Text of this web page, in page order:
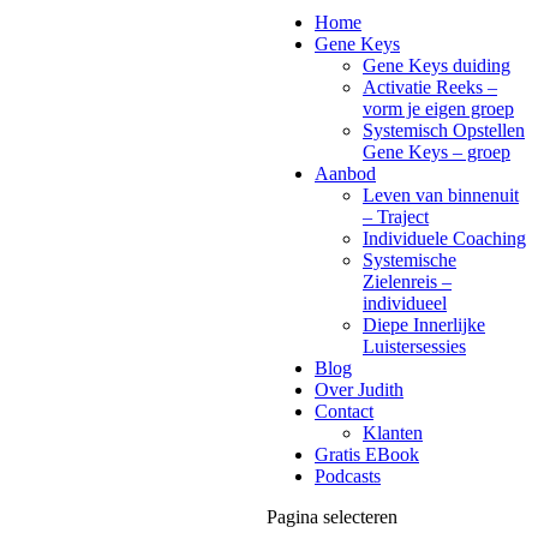
Home
Gene Keys
Gene Keys duiding
Activatie Reeks –
vorm je eigen groep
Systemisch Opstellen
Gene Keys – groep
Aanbod
Leven van binnenuit
– Traject
Individuele Coaching
Systemische
Zielenreis –
individueel
Diepe Innerlijke
Luistersessies
Blog
Over Judith
Contact
Klanten
Gratis EBook
Podcasts
Pagina selecteren